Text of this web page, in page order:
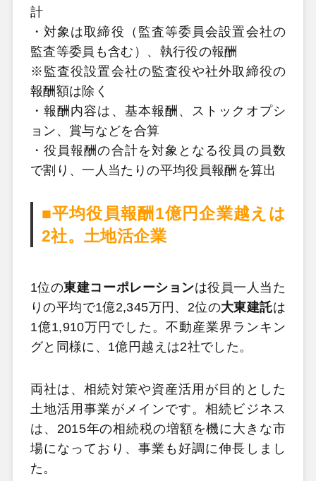
計
・対象は取締役（監査等委員会設置会社の
監査等委員も含む）、執行役の報酬
※監査役設置会社の監査役や社外取締役の
報酬額は除く
・報酬内容は、基本報酬、ストックオプシ
ョン、賞与などを合算
・役員報酬の合計を対象となる役員の員数
で割り、一人当たりの平均役員報酬を算出
■平均役員報酬1億円企業越えは
2社。土地活企業
1位の東建コーポレーションは役員一人当た
りの平均で1億2,345万円、2位の大東建託は
1億1,910万円でした。不動産業界ランキン
グと同様に、1億円越えは2社でした。
両社は、相続対策や資産活用が目的とした
土地活用事業がメインです。相続ビジネス
は、2015年の相続税の増額を機に大きな市
場になっており、事業も好調に伸長しまし
た。